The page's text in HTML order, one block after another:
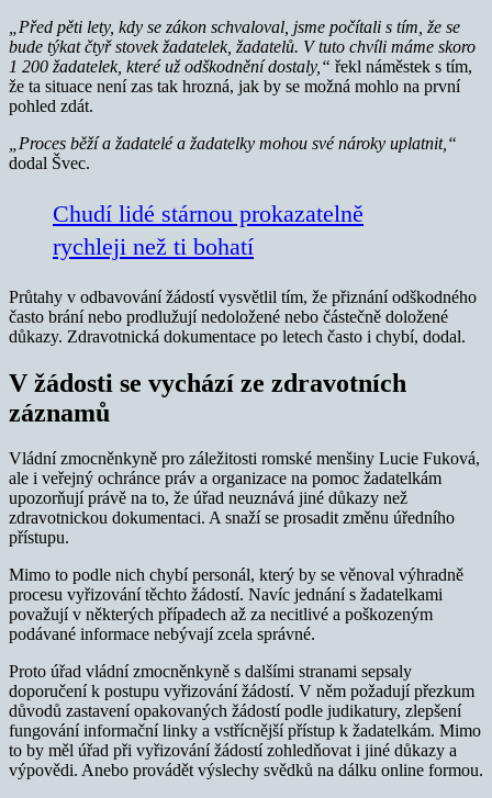
„Před pěti lety, kdy se zákon schvaloval, jsme počítali s tím, že se
bude týkat čtyř stovek žadatelek, žadatelů. V tuto chvíli máme skoro
1 200 žadatelek, které už odškodnění dostaly,“ řekl náměstek s tím,
že ta situace není zas tak hrozná, jak by se možná mohlo na první
pohled zdát.
„Proces běží a žadatelé a žadatelky mohou své nároky uplatnit,“
dodal Švec.
Chudí lidé stárnou prokazatelně
rychleji než ti bohatí
Průtahy v odbavování žádostí vysvětlil tím, že přiznání odškodného
často brání nebo prodlužují nedoložené nebo částečně doložené
důkazy. Zdravotnická dokumentace po letech často i chybí, dodal.
V žádosti se vychází ze zdravotních
záznamů
Vládní zmocněnkyně pro záležitosti romské menšiny Lucie Fuková,
ale i veřejný ochránce práv a organizace na pomoc žadatelkám
upozorňují právě na to, že úřad neuznává jiné důkazy než
zdravotnickou dokumentaci. A snaží se prosadit změnu úředního
přístupu.
Mimo to podle nich chybí personál, který by se věnoval výhradně
procesu vyřizování těchto žádostí. Navíc jednání s žadatelkami
považují v některých případech až za necitlivé a poškozeným
podávané informace nebývají zcela správné.
Proto úřad vládní zmocněnkyně s dalšími stranami sepsaly
doporučení k postupu vyřizování žádostí. V něm požadují přezkum
důvodů zastavení opakovaných žádostí podle judikatury, zlepšení
fungování informační linky a vstřícnější přístup k žadatelkám. Mimo
to by měl úřad při vyřizování žádostí zohledňovat i jiné důkazy a
výpovědi. Anebo provádět výslechy svědků na dálku online formou.